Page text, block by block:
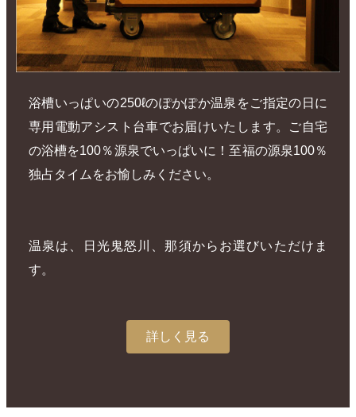
浴槽いっぱいの250ℓのぽかぽか温泉をご指定の日に
専用電動アシスト台車でお届けいたします。ご自宅
の浴槽を100％源泉でいっぱいに！至福の源泉100％
独占タイムをお愉しみください。
温泉は、日光鬼怒川、那須からお選びいただけま
す。
詳しく見る